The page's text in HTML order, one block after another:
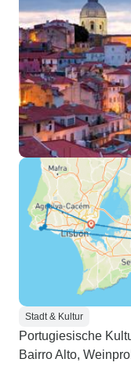
Stadt & Kultur
Portugiesische
Bairro Alto,